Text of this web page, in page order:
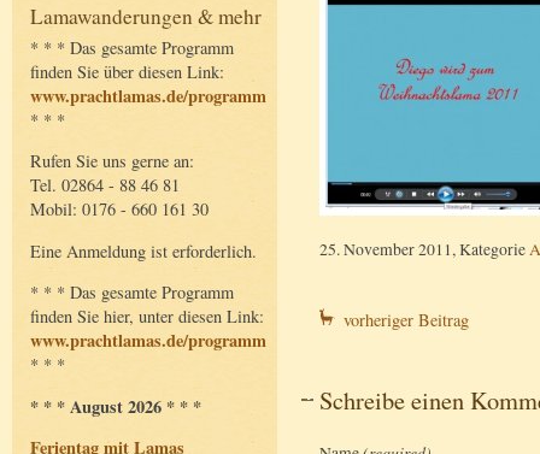
Lamawanderungen & mehr
* * * Das gesamte Programm
finden Sie über diesen Link:
www.prachtlamas.de/programm
* * *
Rufen Sie uns gerne an:
Tel. 02864 - 88 46 81
Mobil: 0176 - 660 161 30
Eine Anmeldung ist erforderlich.
* * * Das gesamte Programm
finden Sie hier, unter diesen Link:
www.prachtlamas.de/programm
* * *
* * * August 2026 * * *
Ferientag mit Lamas
25. November 2011, Kategorie
vorheriger Beitrag
Schreibe einen